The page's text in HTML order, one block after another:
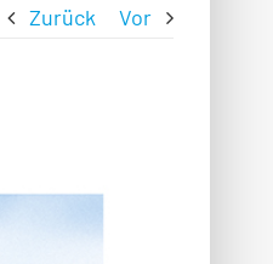
Zurück Vor